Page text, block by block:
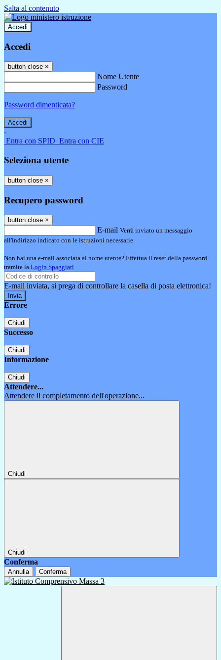
Salta al contenuto
Accedi
Accedi
button close ×
Nome Utente
Password
Password dimenticata?
-
Entra con SPID Entra con CIE
Seleziona utente
button close ×
Recupero password
button close ×
E-mail Verrà inviato un messaggio
all'indirizzo indicato con le istruzioni necessarie.
Non hai una e-mail associata al nome utente? Effettua il reset della password
tramite la Login Spaggiari
E-mail inviata, si prega di controllare la casella di posta elettronica!
Errore
Chiudi
Successo
Chiudi
Informazione
Chiudi
Attendere...
Attendere il completamento dell'operazione...
Chiudi
Chiudi
Conferma
Annulla Conferma